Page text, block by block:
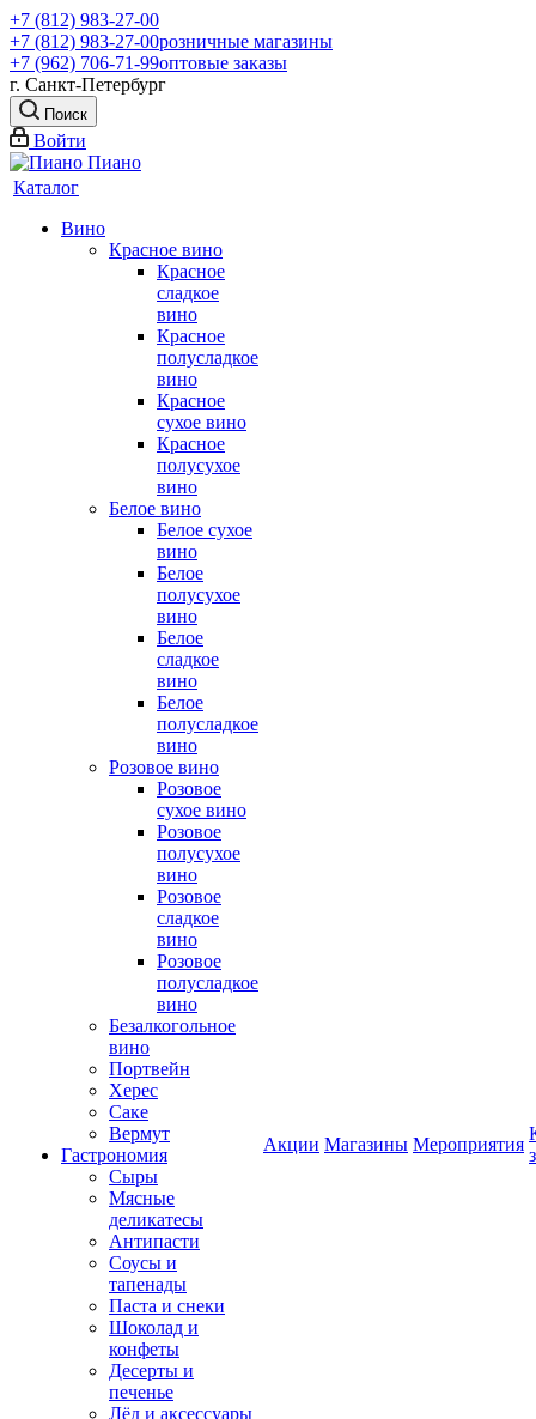
+7 (812) 983-27-00
+7 (812) 983-27-00розничные магазины
+7 (962) 706-71-99оптовые заказы
г. Санкт-Петербург
Поиск
Войти
Каталог
Вино
Красное вино
Красное
сладкое
вино
Красное
полусладкое
вино
Красное
сухое вино
Красное
полусухое
вино
Белое вино
Белое сухое
вино
Белое
полусухое
вино
Белое
сладкое
вино
Белое
полусладкое
вино
Розовое вино
Розовое
сухое вино
Розовое
полусухое
вино
Розовое
сладкое
вино
Розовое
полусладкое
вино
Безалкогольное
вино
Портвейн
Херес
Саке
Вермут
Гастрономия
Сыры
Мясные
деликатесы
Антипасти
Соусы и
тапенады
Паста и снеки
Шоколад и
конфеты
Десерты и
печенье
Лёд и аксессуары
Акции Магазины Мероприятия